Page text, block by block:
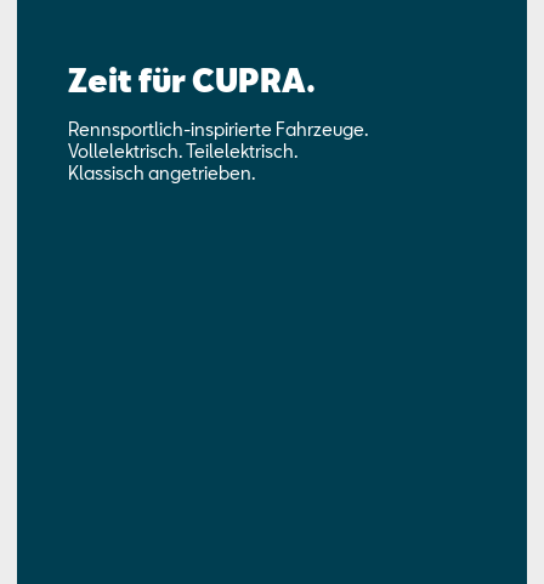
Zeit für CUPRA.
Rennsportlich-inspirierte Fahrzeuge.
Vollelektrisch. Teilelektrisch.
Klassisch angetrieben.